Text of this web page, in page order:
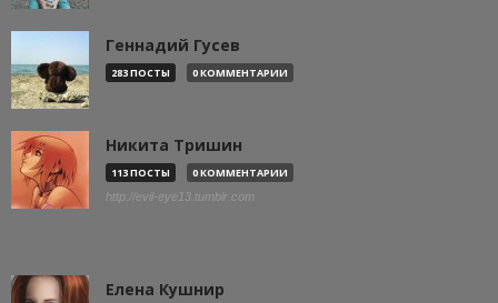
Геннадий Гусев
283 ПОСТЫ 0 КОММЕНТАРИИ
Никита Тришин
113 ПОСТЫ 0 КОММЕНТАРИИ
http://evil-eye13.tumblr.com
Елена Кушнир